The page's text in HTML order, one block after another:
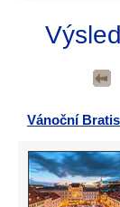
Vánoční